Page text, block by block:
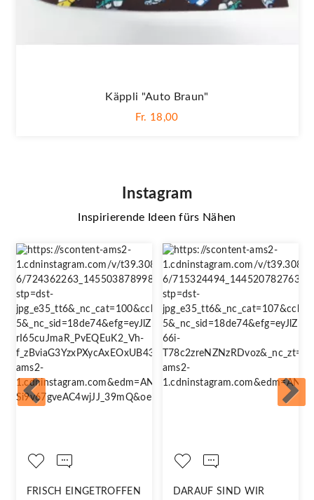
Käppli "Auto Braun"
Fr. 18,00
Instagram
Inspirierende Ideen fürs Nähen
FRISCH EINGETROFFEN
DARAUF SIND WIR